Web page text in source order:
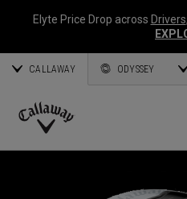
Elyte Price Drop across Drivers,
CALLAWAY ODYSSEY
Callaway